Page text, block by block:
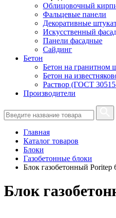
Облицовочный
Фальцевые панели
Декоративные
Искусственный
Панели фасадные
Сайдинг
Бетон
Бетон на гранитном
Бетон на
Раствор (ГОСТ
Производители
Главная
Каталог товаров
Блоки
Газобетонные блоки
Блок газобетонный Poritep
Блок